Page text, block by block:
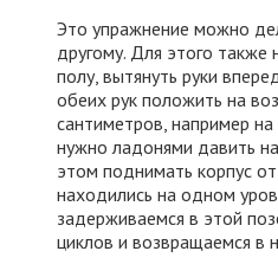
Это упражнение можно
другому. Для этого
полу, вытянуть руки
обеих рук положить на
сантиметров, например
нужно ладонями давить
этом поднимать корпус
находились на одном
задерживаемся в этой
циклов и возвращаемся в